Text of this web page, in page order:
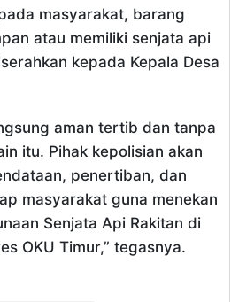
masyarakat, barang
atau memiliki senjata api
kepada Kepala Desa
aman tertib dan tanpa
itu. Pihak kepolisian akan
penertiban, dan
masyarakat guna menekan
Senjata Api Rakitan di
OKU Timur,” tegasnya.